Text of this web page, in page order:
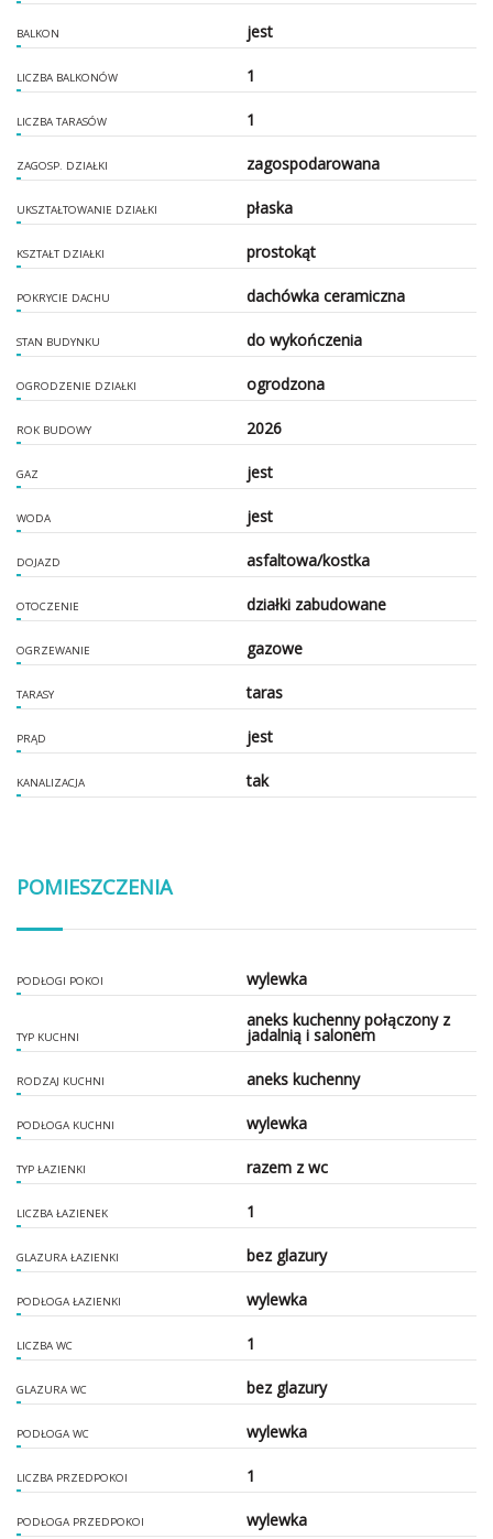
BALKON jest
LICZBA BALKONÓW 1
LICZBA TARASÓW 1
ZAGOSP. DZIAŁKI zagospodarowana
UKSZTAŁTOWANIE DZIAŁKI płaska
KSZTAŁT DZIAŁKI prostokąt
POKRYCIE DACHU dachówka ceramiczna
STAN BUDYNKU do wykończenia
OGRODZENIE DZIAŁKI ogrodzona
ROK BUDOWY 2026
GAZ jest
WODA jest
DOJAZD asfaltowa/kostka
OTOCZENIE działki zabudowane
OGRZEWANIE gazowe
TARASY taras
PRĄD jest
KANALIZACJA tak
POMIESZCZENIA
PODŁOGI POKOI wylewka
TYP KUCHNI
aneks kuchenny połączony z
jadalnią i salonem
RODZAJ KUCHNI aneks kuchenny
PODŁOGA KUCHNI wylewka
TYP ŁAZIENKI razem z wc
LICZBA ŁAZIENEK 1
GLAZURA ŁAZIENKI bez glazury
PODŁOGA ŁAZIENKI wylewka
LICZBA WC 1
GLAZURA WC bez glazury
PODŁOGA WC wylewka
LICZBA PRZEDPOKOI 1
PODŁOGA PRZEDPOKOI wylewka